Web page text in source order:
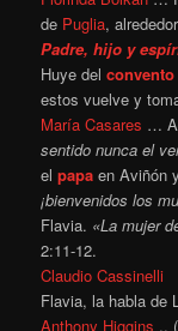
de Puglia,
Padre, hijo y
Huye delconvento
estos vuelve y
María Casares …
sentido nunca el
elpapa en Aviñón
¡bienvenidos los
Flavia. «La mujer
2:11-12.
Claudio Cassinelli
Flavia, la habla de
Anthony Higgins ..